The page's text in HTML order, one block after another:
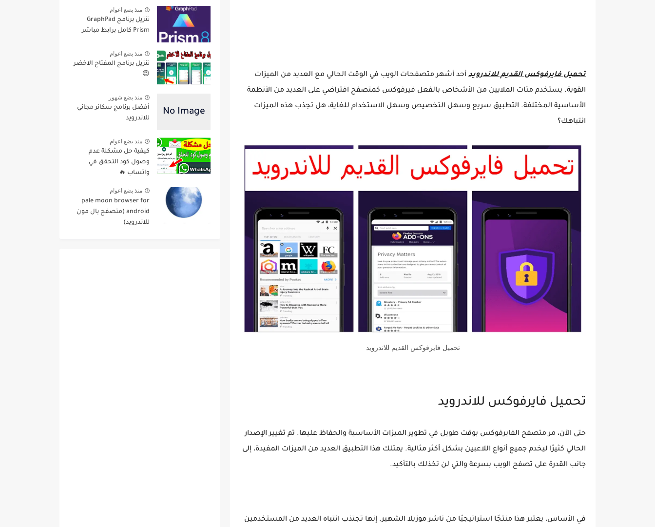
تحميل فايرفوكس القديم للاندرويد أحد أشهر متصفحات الويب في الوقت الحالي مع العديد من الميزات
القوية. يستخدم مئات الملايين من الأشخاص بالفعل فيرفوكس كمتصفح افتراضي على العديد من الأنظمة
الأساسية المختلفة. التطبيق سريع وسهل التخصيص وسهل الاستخدام للغاية، هل تجذب هذه الميزات
انتباهك؟
تحميل فايرفوكس القديم للاندرويد
تحميل فايرفوكس للاندرويد
حتى الآن، مر متصفح الفايرفوكس بوقت طويل في تطوير الميزات الأساسية والحفاظ عليها. تم تغيير الإصدار
الحالي كثيرًا ليخدم جميع أنواع اللاعبين بشكل أكثر مثالية. يمتلك هذا التطبيق العديد من الميزات المفيدة، إلى
جانب القدرة على تصفح الويب بسرعة والتي لن تخذلك بالتأكيد.
في الأساس، يعتبر هذا منتجًا استراتيجيًا من ناشر موزيلا الشهير. إنها تجتذب انتباه العديد من المستخدمين
منذ بضع اعوام
تنزيل برنامج GraphPad
Prism كامل برابط مباشر
منذ بضع اعوام
تنزيل برنامج المفتاح الاخضر
😍
منذ بضع شهور
أفضل برنامج سكانر مجاني
للاندرويد
منذ بضع اعوام
كيفية حل مشكلة عدم
وصول كود التحقق في
واتساب 🔥
منذ بضع اعوام
pale moon browser for
android (متصفح بال مون
للاندرويد)